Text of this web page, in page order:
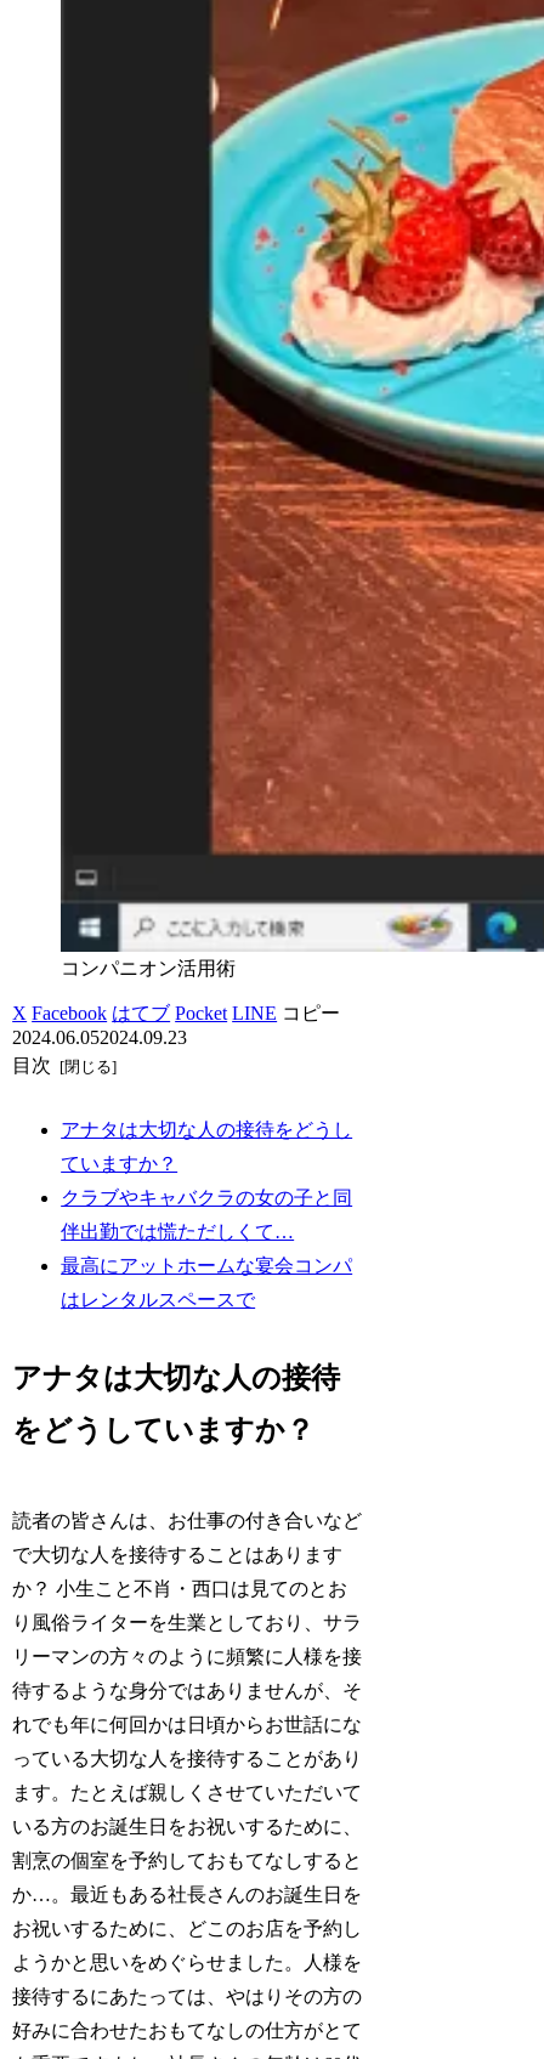
コンパニオン活用術
X Facebook はてブ Pocket LINE コピー
2024.06.052024.09.23
目次
アナタは大切な人の接待をどうし
ていますか？
クラブやキャバクラの女の子と同
伴出勤では慌ただしくて…
最高にアットホームな宴会コンパ
はレンタルスペースで
アナタは大切な人の接待
をどうしていますか？
読者の皆さんは、お仕事の付き合いなど
で大切な人を接待することはあります
か？ 小生こと不肖・西口は見てのとお
り風俗ライターを生業としており、サラ
リーマンの方々のように頻繁に人様を接
待するような身分ではありませんが、そ
れでも年に何回かは日頃からお世話にな
っている大切な人を接待することがあり
ます。たとえば親しくさせていただいて
いる方のお誕生日をお祝いするために、
割烹の個室を予約しておもてなしすると
か…。最近もある社長さんのお誕生日を
お祝いするために、どこのお店を予約し
ようかと思いをめぐらせました。人様を
接待するにあたっては、やはりその方の
好みに合わせたおもてなしの仕方がとて